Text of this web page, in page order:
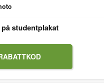
studentplakat